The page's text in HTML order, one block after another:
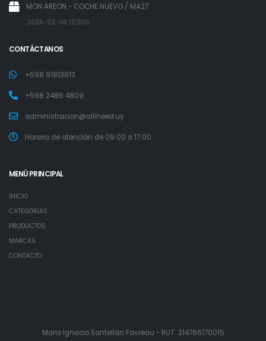
MON AREON - COCHE NUEVO / MA27
2026-02-06 12:31:10
CONTÁCTANOS
+598 91813813
+598 2486 4809
administracion@allineed.uy
Horario de atención de 09:00 a 17:00
MENÚ PRINCIPAL
INICIO
CATEGORÍAS
PRODUCTOS
MARCAS
CONTACTO
Mario Ignacio Santellan Favreau - RUT: 214766170015